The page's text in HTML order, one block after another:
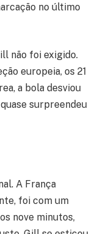
no último
não foi exigido.
europeia, os 21
a bola desviou
surpreendeu
A França
foi com um
nove minutos,